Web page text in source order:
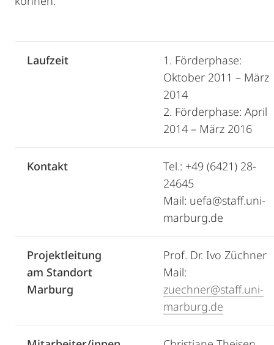
Laufzeit
1. Förderphase:
Oktober 2011 – März
2014
2. Förderphase: April
2014 – März 2016
Kontakt
Tel.: +49 (6421) 28-
24645
Mail: uefa@staff.uni-
marburg.de
Projektleitung
am Standort
Marburg
Prof. Dr. Ivo Züchner
Mail:
zuechner@staff.uni-
marburg.de